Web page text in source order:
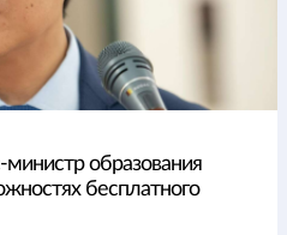
министр образования
бесплатного